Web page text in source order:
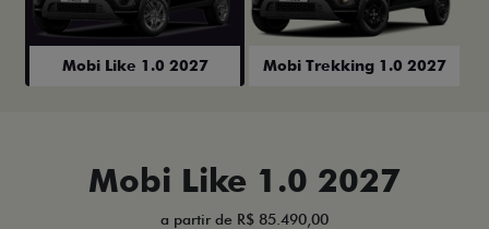
Mobi Like 1.0 2027 Mobi Trekking 1.0 2027
Mobi Like 1.0 2027
a partir de R$ 85.490,00